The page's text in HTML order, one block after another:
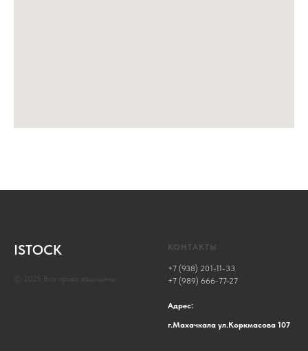
ISTOCK
© 2025 Все права защищены
КОНТАКТЫ
+7 (938) 201-11-33
+7 (989) 666-77-27
Адрес:
г.Махачкала ул.Коркмасова 107